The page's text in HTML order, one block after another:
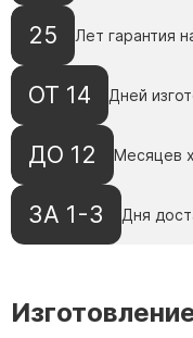
25 Лет гарантия
ОТ 14 Дней
ДО 12 Месяцев
ЗА 1-3 Дня